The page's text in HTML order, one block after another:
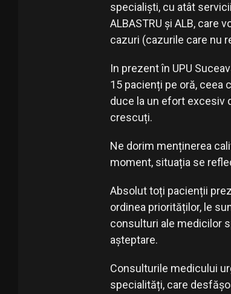
specialiști, cu atât
ALBASTRU și ALB, care
cazuri (cazurile care nu
In prezent în UPU
15 pacienți pe oră, ceea
duce la un efort excesiv
crescuți.
Ne dorim menținerea
moment, situația se
Absolut toți pacienții
ordinea priorităților, le
consulturi ale medicilor
așteptare.
Consulturile medicului
specialități, care